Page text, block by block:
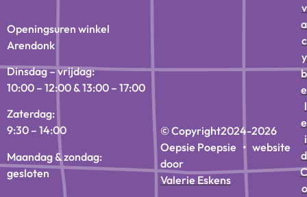
Openingsuren winkel
Arendonk
Dinsdag – vrijdag:
10:00 – 12:00 & 13:00 – 17:00
Zaterdag:
9:30 – 14:00
Maandag & zondag:
gesloten
© Copyright2024-2026
Oepsie Poepsie • website
door
Valerie Eskens
v
a
c
y
b
e
l
e
i
d
C
o